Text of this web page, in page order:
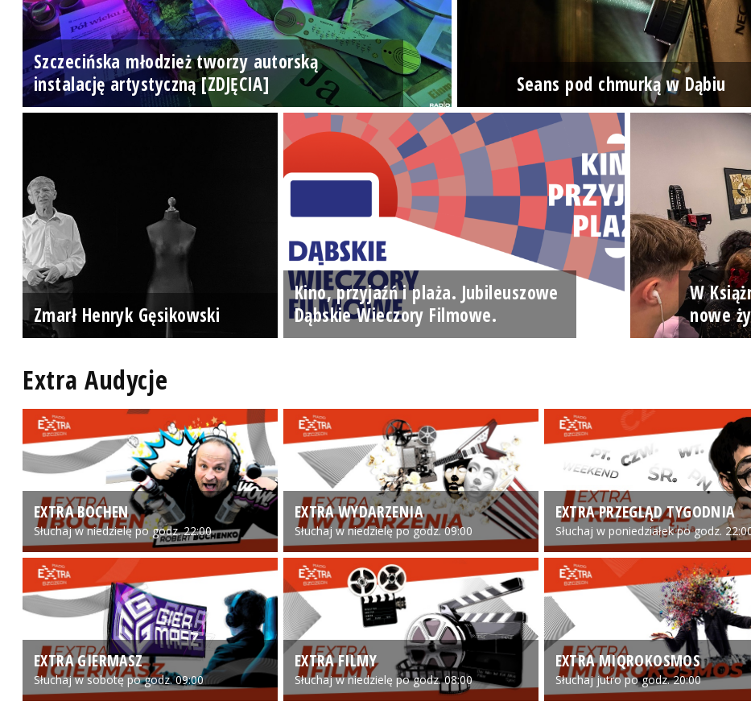
Szczecińska młodzież tworzy autorską
instalację artystyczną [ZDJĘCIA]
Seans pod chmurką w Dąbiu
Zmarł Henryk Gęsikowski
Kino, przyjaźń i plaża. Jubileuszowe
Dąbskie Wieczory Filmowe.
W
nowe
Extra Audycje
EXTRA BOCHEN
Słuchaj w niedzielę po godz. 22:00
EXTRA WYDARZENIA
Słuchaj w niedzielę po godz. 09:00
EXTRA PRZEGLĄD TYGODNIA
Słuchaj w poniedziałek po godz.
EXTRA GIERMASZ
Słuchaj w sobotę po godz. 09:00
EXTRA FILMY
Słuchaj w niedzielę po godz. 08:00
EXTRA MIQROKOSMOS
Słuchaj jutro po godz. 20:00